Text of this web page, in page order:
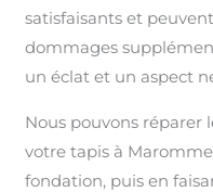
satisfaisants et
dommages
un éclat et un aspect
Nous pouvons réparer
votre tapis à
fondation, puis en